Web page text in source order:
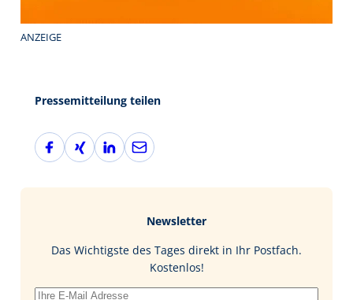
ANZEIGE
Pressemitteilung teilen
F
a
X
i
L
i
I
E
-
Newsletter
Das Wichtigste des Tages direkt in Ihr Postfach.
Kostenlos!